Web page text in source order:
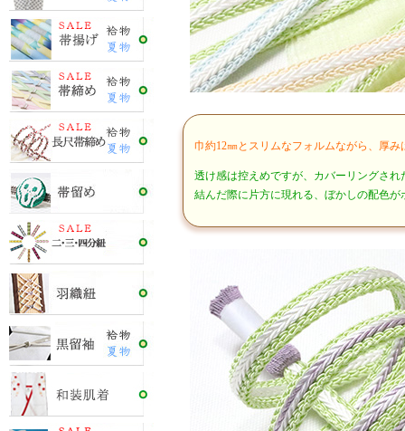
巾約12㎜とスリムなフォルムながら、厚
透け感は控えめですが、カバーリングさ
結んだ際に片方に現れる、ぼかしの配色が